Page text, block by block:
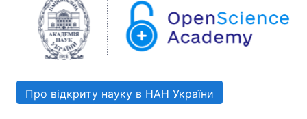
Про відкриту науку в НАН України